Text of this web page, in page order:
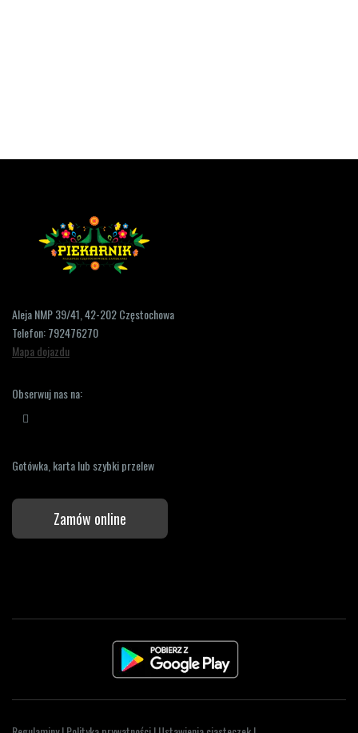
Aleja NMP 39/41, 42-202 Częstochowa
Telefon:792476270
Mapa dojazdu
Obserwuj nas na:
Gotówka, karta lub szybki przelew
Zamów online